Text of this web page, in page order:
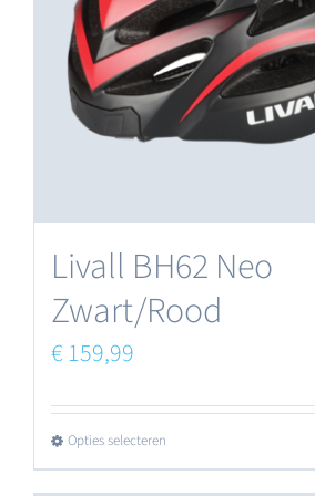
kan
gekozen
worden
op
productpagina
Livall BH62 Neo
Zwart/Rood
€159,99
Opties selecteren